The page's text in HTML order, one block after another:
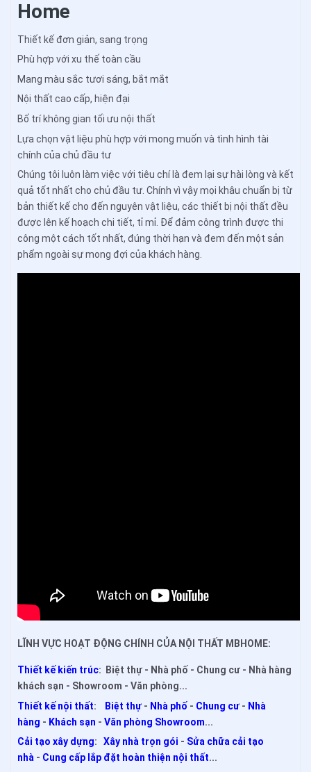
Home
Thiết kế đơn giản, sang trọng
Phù hợp với xu thế toàn cầu
Mang màu sắc tươi sáng, bắt mắt
Nội thất cao cấp, hiện đại
Bố trí không gian tối ưu nội thất
Lựa chọn vật liệu phù hợp với mong muốn và tình hình tài
chính của chủ đầu tư
Chúng tôi luôn làm việc với tiêu chí là đem lại sự hài lòng và kết
quả tốt nhất cho chủ đầu tư. Chính vì vậy mọi khâu chuẩn bị từ
bản thiết kế cho đến nguyên vật liệu, các thiết bị nội thất đều
được lên kế hoạch chi tiết, tỉ mỉ. Để đảm công trình được thi
công một cách tốt nhất, đúng thời hạn và đem đến một sản
phẩm ngoài sự mong đợi của khách hàng.
LĨNH VỰC HOẠT ĐỘNG CHÍNH CỦA NỘI THẤT MBHOME:
Thiết kế kiến trúc: Biệt thự - Nhà phố - Chung cư - Nhà hàng
khách sạn - Showroom - Văn phòng...
Thiết kế nội thất: Biệt thự - Nhà phố - Chung cư - Nhà
hàng - Khách sạn - Văn phòng Showroom...
Cải tạo xây dựng: Xây nhà trọn gói - Sửa chữa cải tạo
nhà - Cung cấp lắp đặt hoàn thiện nội thất...